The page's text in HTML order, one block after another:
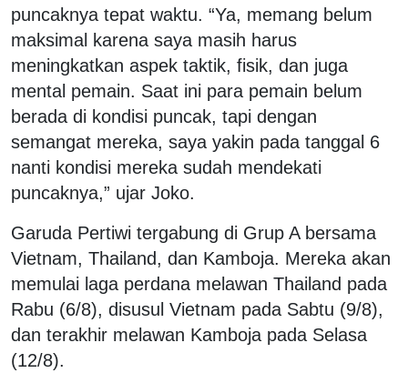
puncaknya tepat waktu. “Ya, memang belum
maksimal karena saya masih harus
meningkatkan aspek taktik, fisik, dan juga
mental pemain. Saat ini para pemain belum
berada di kondisi puncak, tapi dengan
semangat mereka, saya yakin pada tanggal 6
nanti kondisi mereka sudah mendekati
puncaknya,” ujar Joko.
Garuda Pertiwi tergabung di Grup A bersama
Vietnam, Thailand, dan Kamboja. Mereka akan
memulai laga perdana melawan Thailand pada
Rabu (6/8), disusul Vietnam pada Sabtu (9/8),
dan terakhir melawan Kamboja pada Selasa
(12/8).